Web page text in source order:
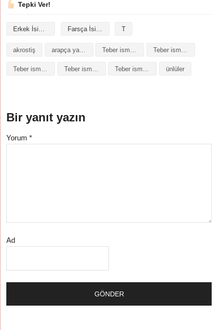
Tepki Ver!
Erkek İsimleri Farsça İsimler T
akrostiş arapça yazılışı
Teber isminin baş harfleriyle şiir Teber isminin kökeni Teber isminin numerolojisi ünlüler
Bir yanıt yazın
Yorum*
Ad